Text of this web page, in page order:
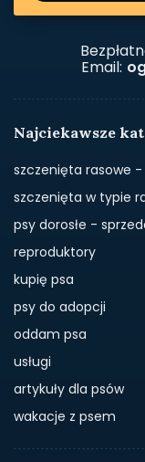
Email:
Najciekawsze
szczenięta rasowe -
szczenięta w typie
psy dorosłe -
reproduktory
kupię psa
psy do adopcji
oddam psa
usługi
artykuły dla psów
wakacje z psem